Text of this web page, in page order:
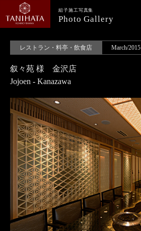
組子施工写真集
Photo Gallery
レストラン・料亭・飲食店 March/2015
叙々苑 様 金沢店
Jojoen - Kanazawa